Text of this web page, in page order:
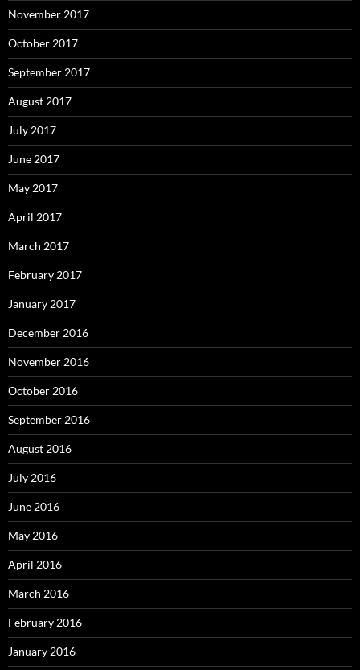
November 2017
October 2017
September 2017
August 2017
July 2017
June 2017
May 2017
April 2017
March 2017
February 2017
January 2017
December 2016
November 2016
October 2016
September 2016
August 2016
July 2016
June 2016
May 2016
April 2016
March 2016
February 2016
January 2016